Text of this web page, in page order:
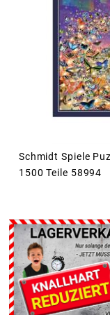
Schmidt Spiele
1500 Teile 58994